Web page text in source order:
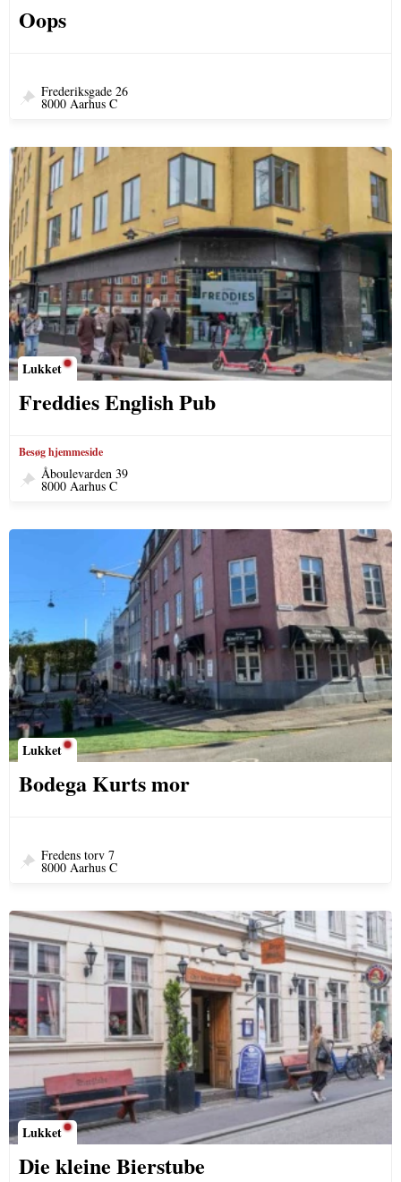
Oops
Frederiksgade 26
8000 Aarhus C
Lukket
Freddies English Pub
Besøg hjemmeside
Åboulevarden 39
8000 Aarhus C
Lukket
Bodega Kurts mor
Fredens torv 7
8000 Aarhus C
Lukket
Die kleine Bierstube